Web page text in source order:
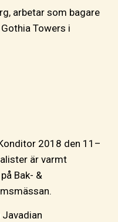
arbetar som bagare
Towers i
2018 den 11–
är varmt
Bak- &